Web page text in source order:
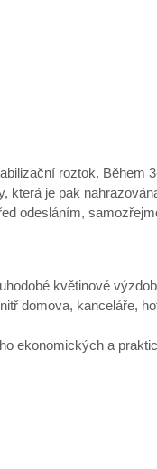
roztok. Během
která je pak
odesláním,
květinové
domova, kanceláře,
ekonomických a